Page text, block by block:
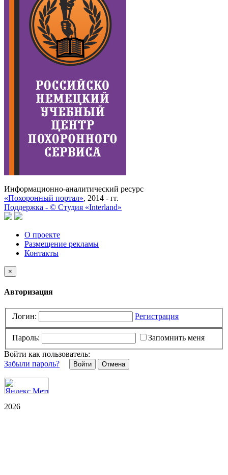
Информационно-аналитический ресурс
«Похоронный портал», 2014 - гг.
Поддержка - © Cтудия «Interland»
О проекте
Размещение рекламы
Контакты
×
Авторизация
Логин: Регистрация
Пароль:
Запомнить меня
Войти как пользователь:
Забыли пароль?
Отмена
2026